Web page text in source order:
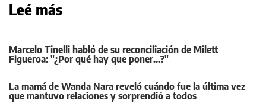
Leé más
Marcelo Tinelli habló de su reconciliación de Milett
Figueroa: "¿Por qué hay que poner...?"
La mamá de Wanda Nara reveló cuándo fue la última vez
que mantuvo relaciones y sorprendió a todos